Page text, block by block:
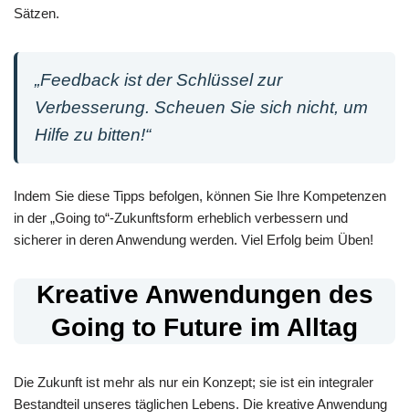
Sätzen.
„Feedback ist der Schlüssel zur
Verbesserung. Scheuen Sie sich nicht, um
Hilfe zu bitten!“
Indem Sie diese Tipps befolgen, können Sie Ihre Kompetenzen
in der „Going to“-Zukunftsform erheblich verbessern und
sicherer in deren Anwendung werden. Viel Erfolg beim Üben!
Kreative Anwendungen des
Going to Future im Alltag
Die Zukunft ist mehr als nur ein Konzept; sie ist ein integraler
Bestandteil unseres täglichen Lebens. Die kreative Anwendung